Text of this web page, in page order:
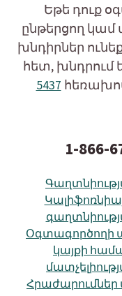
Եթե դուք
ընթերցող կամ
խնդիրներ
հետ, խնդրում
5437
1-
Օգտագործողի
կայքի